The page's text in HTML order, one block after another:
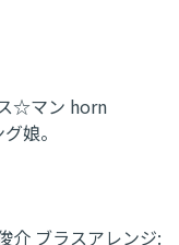
☆マン horn
娘。
介 ブラスアレンジ: